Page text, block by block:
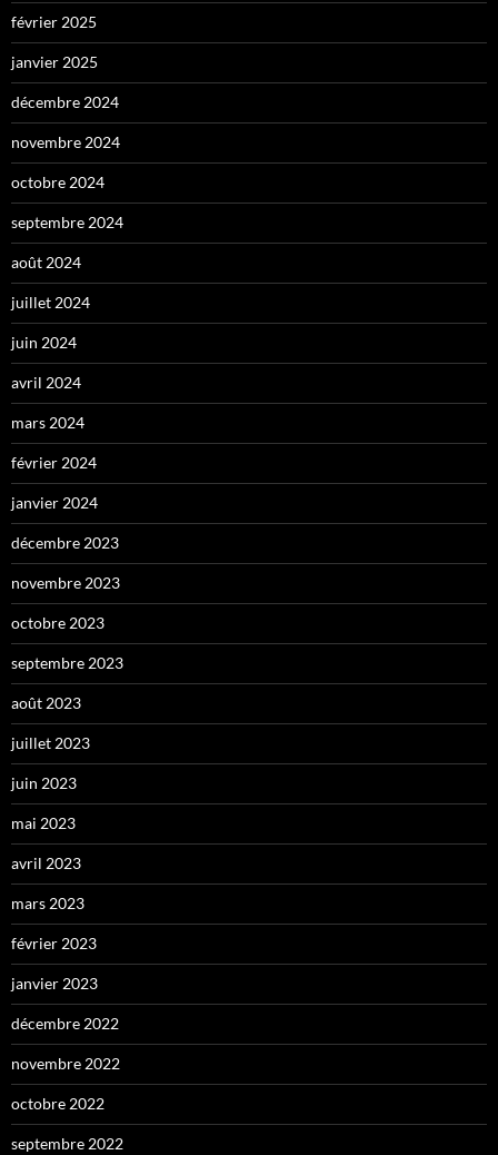
février 2025
janvier 2025
décembre 2024
novembre 2024
octobre 2024
septembre 2024
août 2024
juillet 2024
juin 2024
avril 2024
mars 2024
février 2024
janvier 2024
décembre 2023
novembre 2023
octobre 2023
septembre 2023
août 2023
juillet 2023
juin 2023
mai 2023
avril 2023
mars 2023
février 2023
janvier 2023
décembre 2022
novembre 2022
octobre 2022
septembre 2022